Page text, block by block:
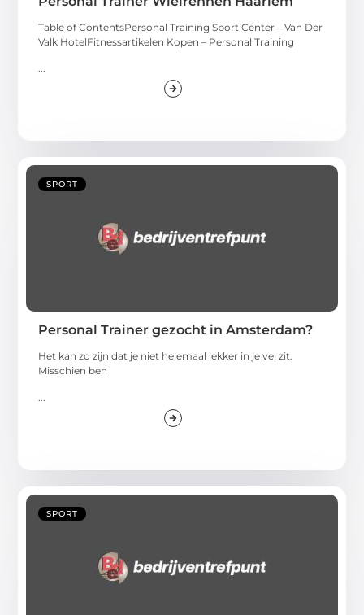
Table of ContentsPersonal Training Sport Center – Van Der
Valk HotelFitnessartikelen Kopen – Personal Training
...
SPORT
Personal Trainer gezocht in Amsterdam?
Het kan zo zijn dat je niet helemaal lekker in je vel zit.
Misschien ben
SPORT